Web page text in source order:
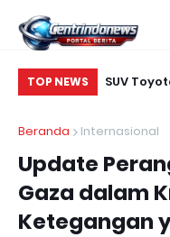
TOP NEWS
Warga RI:
SUV
Beranda
Internasional
Update
Gaza dalam
Ketegangan